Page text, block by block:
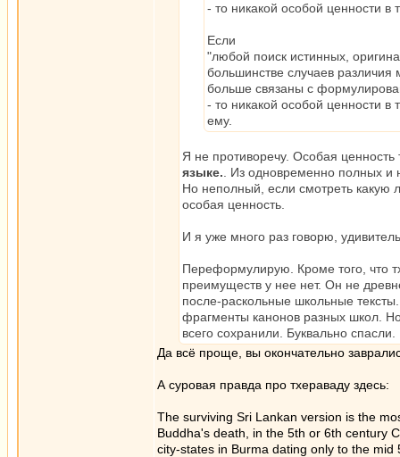
- то никакой особой ценности в
Если
"любой поиск истинных,
большинстве случаев
больше связаны с
- то никакой особой ценности в
ему.
Я не противоречу. Особая
языке. . Из одновременно полных и
Но неполный, если смотреть какую
особая ценность.
И я уже много раз говорю,
Переформулирую. Кроме того, что
преимуществ у нее нет. Он не
после-раскольные школьные
фрагменты канонов разных школ.
всего сохранили. Буквально спасли.
Да всё проще, вы окончательно
А суровая правда про тхераваду здесь:
The surviving Sri Lankan version is the
Buddha's death, in the 5th or 6th century
city-states in Burma dating only to the